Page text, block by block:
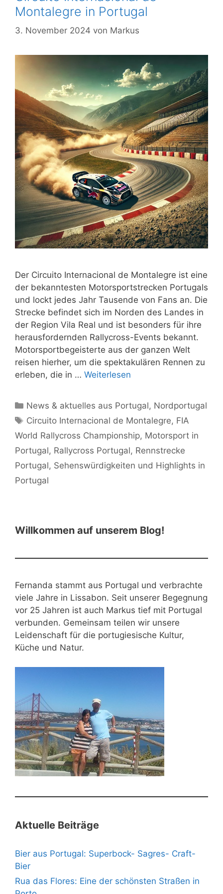
Montalegre in Portugal
3. November 2024 von Markus
Der Circuito Internacional de Montalegre ist eine
der bekanntesten Motorsportstrecken Portugals
und lockt jedes Jahr Tausende von Fans an. Die
Strecke befindet sich im Norden des Landes in
der Region Vila Real und ist besonders für ihre
herausfordernden Rallycross-Events bekannt.
Motorsportbegeisterte aus der ganzen Welt
reisen hierher, um die spektakulären Rennen zu
erleben, die in … Weiterlesen
Kategorien
News & aktuelles aus Portugal, Nordportugal
Schlagwörter
Circuito Internacional de Montalegre, FIA
World Rallycross Championship, Motorsport in
Portugal, Rallycross Portugal, Rennstrecke
Portugal, Sehenswürdigkeiten und Highlights in
Portugal
Willkommen auf unserem Blog!
Fernanda stammt aus Portugal und verbrachte
viele Jahre in Lissabon. Seit unserer Begegnung
vor 25 Jahren ist auch Markus tief mit Portugal
verbunden. Gemeinsam teilen wir unsere
Leidenschaft für die portugiesische Kultur,
Küche und Natur.
Aktuelle Beiträge
Bier aus Portugal: Superbock- Sagres- Craft-
Bier
Rua das Flores: Eine der schönsten Straßen in